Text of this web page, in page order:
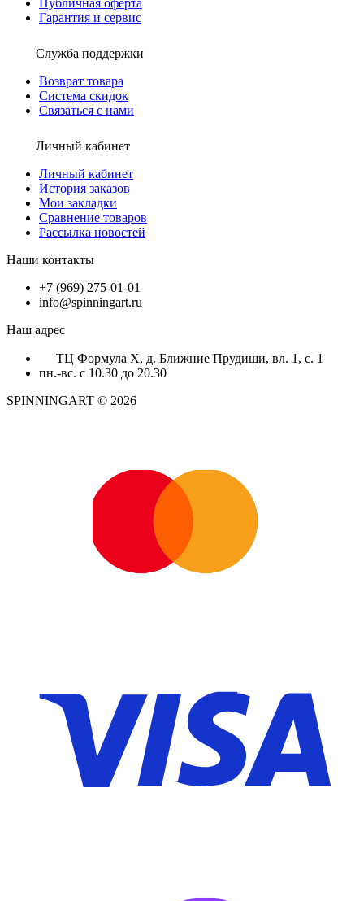
Публичная оферта
Гарантия и сервис
Служба поддержки
Возврат товара
Система скидок
Связаться с нами
Личный кабинет
Личный кабинет
История заказов
Мои закладки
Сравнение товаров
Рассылка новостей
Наши контакты
+7 (969) 275-01-01
info@spinningart.ru
Наш адрес
ТЦ Формула X, д. Ближние Прудищи, вл. 1, с. 1
пн.-вс. с 10.30 до 20.30
SPINNINGART © 2026